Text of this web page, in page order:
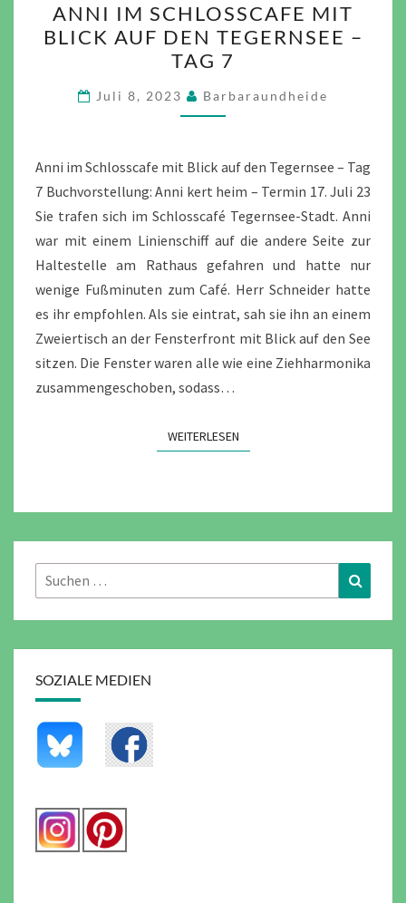
IM
SCHLOSSCAFE
MIT
BLICK
AUF
TEGERNSEE
–
TAG
7
ANNI IM SCHLOSSCAFE MIT
BLICK AUF DEN TEGERNSEE –
TAG 7
Juli 8, 2023 Barbaraundheide
Anni im Schlosscafe mit Blick auf den Tegernsee – Tag
7 Buchvorstellung: Anni kert heim – Termin 17. Juli 23
Sie trafen sich im Schlosscafé Tegernsee-Stadt. Anni
war mit einem Linienschiff auf die andere Seite zur
Haltestelle am Rathaus gefahren und hatte nur
wenige Fußminuten zum Café. Herr Schneider hatte
es ihr empfohlen. Als sie eintrat, sah sie ihn an einem
Zweiertisch an der Fensterfront mit Blick auf den See
sitzen. Die Fenster waren alle wie eine Ziehharmonika
zusammengeschoben, sodass…
WEITERLESENWEITERLESEN
Suchen
nach:
SOZIALE MEDIEN